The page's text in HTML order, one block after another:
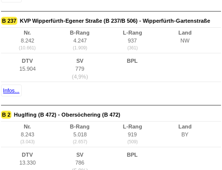
B 237 KVP Wipperfürth-Egener Straße (B 237/B 506) - Wipperfürth-Gartenstraße
Nr.
8.242
(10.661)
B-Rang
4.247
(1.909)
L-Rang
937
(361)
Land
NW
DTV
15.904
SV
779
(4,9%)
BPL
Infos...
B 2 Huglfing (B 472) - Obersöchering (B 472)
Nr.
8.243
(3.043)
B-Rang
5.018
(2.657)
L-Rang
919
(509)
Land
BY
DTV
13.330
SV
786
BPL